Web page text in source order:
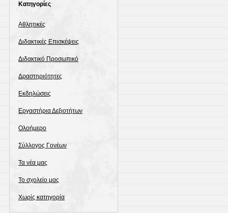
Kατηγορίες
Αθλητικές
Διδακτικές Επισκέψεις
Διδακτικό Προσωπικό
Δραστηριότητες
Εκδηλώσεις
Εργαστήρια Δεξιοτήτων
Ολοήμερο
Σύλλογος Γονέων
Τα νέα μας
Το σχολείο μας
Χωρίς κατηγορία